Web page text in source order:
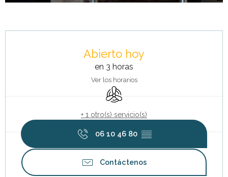
Abierto hoy
en 3 horas
Ver los horarios
Aire Acondicionado
+ 1 otro(s) servicio(s)
06 10 46 80 ▒▒
Contáctenos